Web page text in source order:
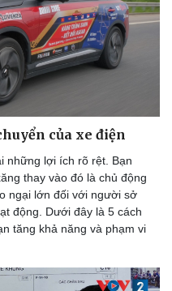
Tin Công nghệ
Trải nghiệm
Chuyển đổi số
của xe điện
những lợi ích rõ rệt. Bạn
thay vào đó là chủ động
ngại lớn đối với người sở
động. Dưới đây là 5 cách
tăng khả năng và phạm vi